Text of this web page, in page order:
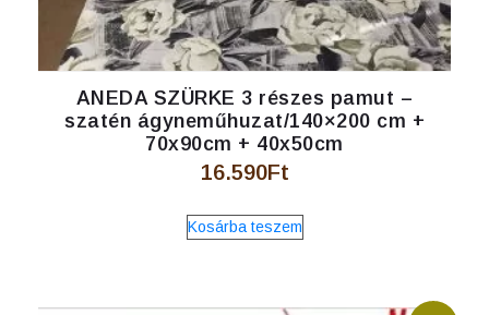
ANEDA SZÜRKE 3 részes pamut –
szatén ágyneműhuzat/140×200 cm +
70x90cm + 40x50cm
16.590Ft
Kosárba teszem